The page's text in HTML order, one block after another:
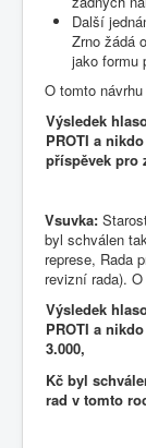
Další
Zrno žádá
jako formu
O tomto
Výsledek
PROTI a
příspěvek pro
Vsuvka:
byl schválen
represe, Rada
revizní rada).
Výsledek
PROTI a
3.000,
Kč byl
rad v tomto